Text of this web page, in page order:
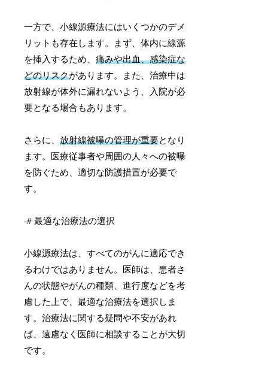
一方で、小線源療法にはいくつかのデメ
リットも存在します。まず、体内に線源
を挿入するため、痛みや出血、感染症な
どのリスクがあります。また、治療中は
放射線が体外に漏れないよう、入院が必
要となる場合もあります。
さらに、放射線被曝の管理が重要となり
ます。医療従事者や周囲の人々への被曝
を防ぐため、適切な防護措置が必要で
す。
-# 最適な治療法の選択
小線源療法は、すべてのがんに適応でき
るわけではありません。医師は、患者さ
んの状態やがんの種類、進行度などを考
慮した上で、最適な治療法を選択しま
す。治療法に関する疑問や不安があれ
ば、遠慮なく医師に相談することが大切
です。